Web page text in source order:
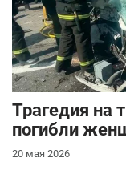
Трагедия на
погибли
20 мая 2026